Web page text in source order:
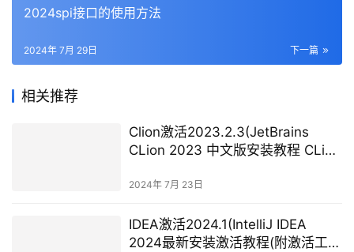
2024spi接口的使用方法
下一篇
2024年 7月 29日
相关推荐
Clion激活2023.2.3(JetBrains
CLion 2023 中文版安装教程 CLion
2024年 7月 23日
IDEA激活2024.1(IntelliJ IDEA
2024最新安装激活教程(附激活工具